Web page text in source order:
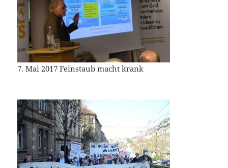
7. Mai 2017 Feinstaub macht krank